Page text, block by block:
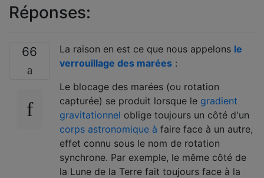
Réponses:
66 La raison en est ce que nous appelons le
verrouillage des marées :
Le blocage des marées (ou rotation
capturée) se produit lorsque le gradient
gravitationnel oblige toujours un côté d'un
corps astronomique à faire face à un autre,
effet connu sous le nom de rotation
synchrone. Par exemple, le même côté de
la Lune de la Terre fait toujours face à la